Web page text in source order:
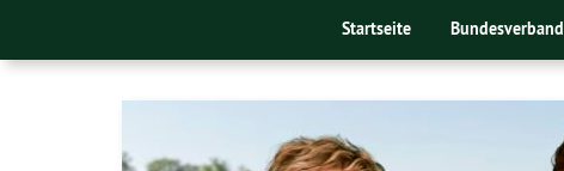
Startseite Bundesverband